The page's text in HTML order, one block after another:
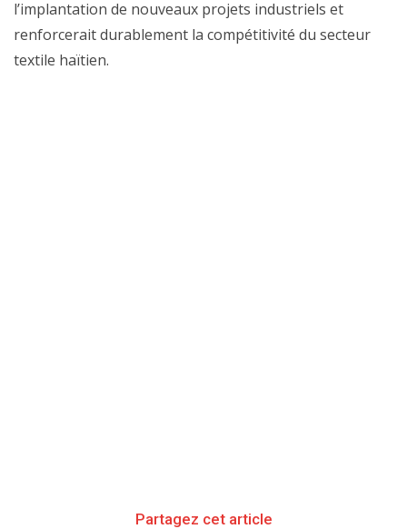
l’implantation de nouveaux projets industriels et
renforcerait durablement la compétitivité du secteur
textile haïtien.
Partagez cet article